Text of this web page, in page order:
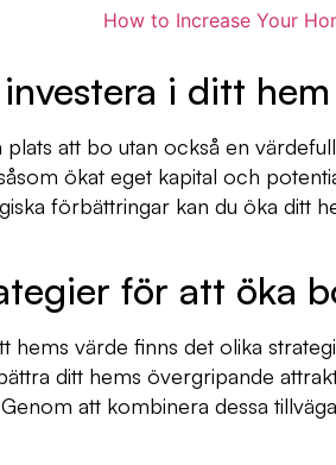
i ditt hem
att bo utan också en
ökat eget kapital och
förbättringar kan du öka ditt
för att öka
hems värde finns det olika
ditt hems övergripande
att kombinera dessa